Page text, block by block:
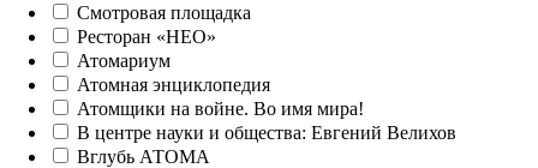
Смотровая площадка
Ресторан «НЕО»
Атомариум
Атомная энциклопедия
Атомщики на войне. Во имя мира!
В центре науки и общества: Евгений Велихов
Вглубь АТОМА